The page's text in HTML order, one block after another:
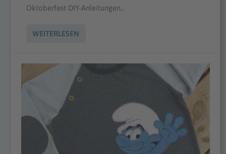
Oktoberfest DIY-Anleitungen...
WEITERLESEN